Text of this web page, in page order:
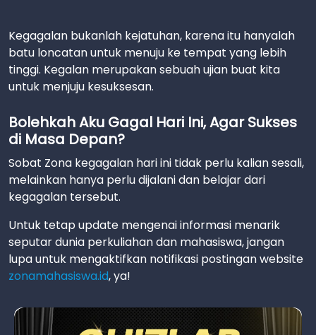
Kegagalan bukanlah kejatuhan, karena itu hanyalah
batu loncatan untuk menuju ke tempat yang lebih
tinggi. Kegalan merupakan sebuah ujian buat kita
untuk menjuju kesuksesan.
Bolehkah Aku Gagal Hari Ini, Agar Sukses
di Masa Depan?
Sobat Zona kegagalan hari ini tidak perlu kalian sesali,
melainkan hanya perlu dijalani dan belajar dari
kegagalan tersebut.
Untuk tetap update mengenai informasi menarik
seputar dunia perkuliahan dan mahasiswa, jangan
lupa untuk mengaktifkan notifikasi postingan website
zonamahasiswa.id, ya!